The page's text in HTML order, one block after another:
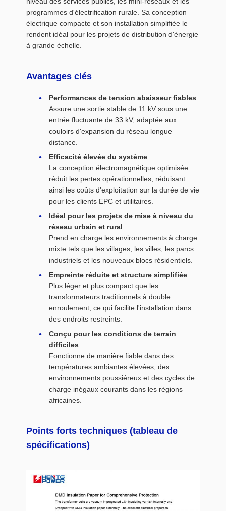
programmes d'électrification rurale. Sa conception
électrique compacte et son installation simplifiée le
rendent idéal pour les projets de distribution d'énergie
à grande échelle.
Avantages clés
Performances de tension abaisseur fiables
Assure une sortie stable de 11 kV sous une
entrée fluctuante de 33 kV, adaptée aux
couloirs d'expansion du réseau longue
distance.
Efficacité élevée du système
La conception électromagnétique optimisée
réduit les pertes opérationnelles, réduisant
ainsi les coûts d'exploitation sur la durée de vie
pour les clients EPC et utilitaires.
Idéal pour les projets de mise à niveau du
réseau urbain et rural
Prend en charge les environnements à charge
mixte tels que les villages, les villes, les parcs
industriels et les nouveaux blocs résidentiels.
Empreinte réduite et structure simplifiée
Plus léger et plus compact que les
transformateurs traditionnels à double
enroulement, ce qui facilite l'installation dans
des endroits restreints.
Conçu pour les conditions de terrain
difficiles
Fonctionne de manière fiable dans des
températures ambiantes élevées, des
environnements poussiéreux et des cycles de
charge inégaux courants dans les régions
africaines.
Points forts techniques (tableau de
spécifications)